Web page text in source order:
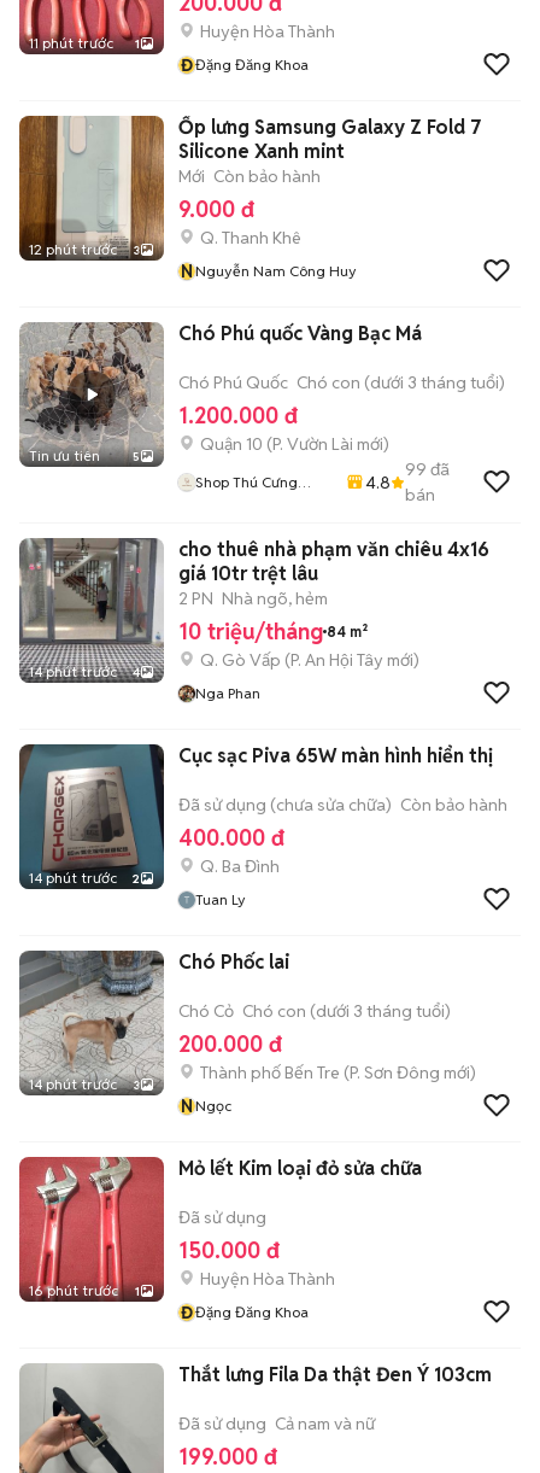
11 phút trước 1
Huyện Hòa Thành
ĐĐặng Đăng Khoa
12 phút trước 3
Ốp lưng Samsung Galaxy Z Fold 7
Silicone Xanh mint
Mới Còn bảo hành
9.000 đ
Q. Thanh Khê
NNguyễn Nam Công Huy
Tin ưu tiên 5
Chó Phú quốc Vàng Bạc Má
Chó Phú Quốc Chó con (dưới 3 tháng tuổi)
1.200.000 đ
Quận 10 (P. Vườn Lài mới)
Shop Thú Cưng
4.8
99 đã
bán
14 phút trước 4
cho thuê nhà phạm văn chiêu 4x16
giá 10tr trệt lâu
2 PN Nhà ngõ, hẻm
10 triệu/tháng 84 m²
Q. Gò Vấp (P. An Hội Tây mới)
Nga Phan
14 phút trước 2
Cục sạc Piva 65W màn hình hiển thị
Đã sử dụng (chưa sửa chữa) Còn bảo hành
400.000 đ
Q. Ba Đình
Tuan Ly
14 phút trước 3
Chó Phốc lai
Chó Cỏ Chó con (dưới 3 tháng tuổi)
200.000 đ
Thành phố Bến Tre (P. Sơn Đông mới)
NNgọc
16 phút trước 1
Mỏ lết Kim loại đỏ sửa chữa
Đã sử dụng
150.000 đ
Huyện Hòa Thành
ĐĐặng Đăng Khoa
Thắt lưng Fila Da thật Đen Ý 103cm
Đã sử dụng Cả nam và nữ
199.000 đ